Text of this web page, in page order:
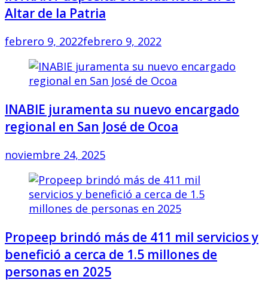
Altar de la Patria
febrero 9, 2022febrero 9, 2022
INABIE juramenta su nuevo encargado
regional en San José de Ocoa
noviembre 24, 2025
Propeep brindó más de 411 mil servicios y
benefició a cerca de 1.5 millones de
personas en 2025